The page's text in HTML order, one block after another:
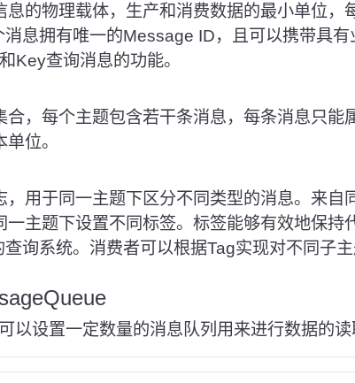
息的物理载体，生产和消费数据的最小单位，
息拥有唯一的Message ID，且可以携带具
Key查询消息的功能。
合，每个主题包含若干条消息，每条消息只能
位。
，用于同一主题下区分不同类型的消息。来自
一主题下设置不同标签。标签能够有效地保持
询系统。消费者可以根据Tag实现对不同子
以设置一定数量的消息队列用来进行数据的读